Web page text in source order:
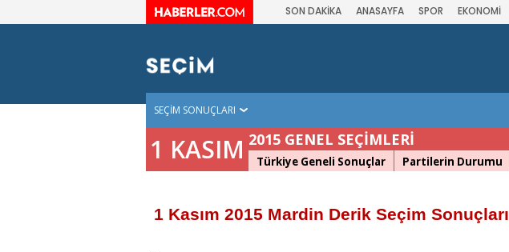
SON DAKİKA ANASAYFA SPOR EKONOMİ
SEÇİM SONUÇLARI
1 KASIM 2015 GENEL SEÇİMLERİ
Türkiye Geneli Sonuçlar Partilerin Durumu
1 Kasım 2015 Mardin Derik Seçim Sonuçları